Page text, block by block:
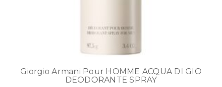
Giorgio Armani Pour HOMME ACQUA DI GIO
DEODORANTE SPRAY